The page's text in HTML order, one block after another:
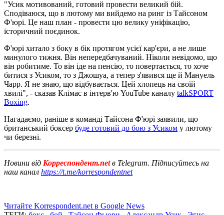
"Усик мотивований, готовий провести великий бій.
Сподіваюся, що в лютому ми вийдемо на ринг із Тайсоном
Ф'юрі. Це наш план - провести цю велику уніфікацію,
історичний поєдинок.
Ф'юрі хитало з боку в бік протягом усієї кар'єри, а не лише
минулого тижня. Він непередбачуваний. Ніколи невідомо, що
він робитиме. То він іде на пенсію, то повертається, то хоче
битися з Усиком, то з Джошуа, а тепер з'явився ще й Мануель
Чарр. Я не знаю, що відбувається. Цей хлопець на своїй
хвилі", - сказав Клімас в інтерв'ю YouTube каналу talkSPORT
Boxing.
Нагадаємо, раніше в команді Тайсона Ф'юрі заявили, що
британський боксер буде готовий до бою з Усиком у лютому
чи березні.
Новини від Корреспондент.netв Telegram. Підписуйтесь на
наш канал https://t.me/korrespondentnet
Читайте Korrespondent.net в Google News